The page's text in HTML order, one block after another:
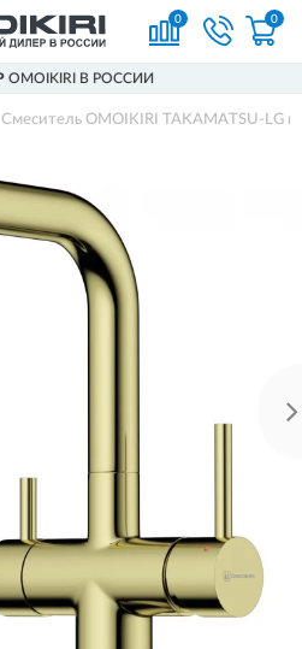
0 0
Смеситель OMOIKIRI TAKAMATSU-LG